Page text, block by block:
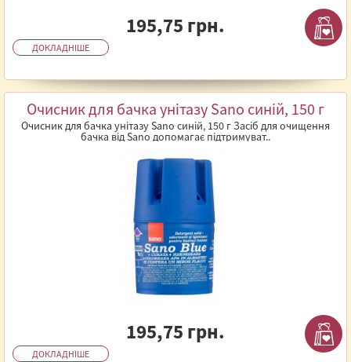
195,75 грн.
ДОКЛАДНІШЕ
Очисник для бачка унітазу Sano синій, 150 г
Очисник для бачка унітазу Sano синій, 150 г Засіб для очищення
бачка від Sano допомагає підтримуват..
195,75 грн.
ДОКЛАДНІШЕ